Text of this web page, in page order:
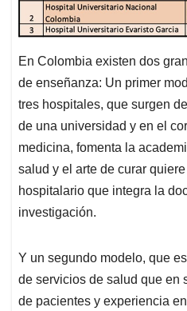
En Colombia existen dos
de enseñanza: Un primer
tres hospitales, que surgen
de una universidad y en el
medicina, fomenta la
salud y el arte de curar
hospitalario que integra la
investigación.
Y un segundo modelo, que
de servicios de salud que en
de pacientes y experiencia